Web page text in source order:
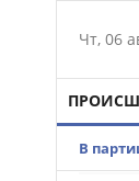
Чт, 06
В